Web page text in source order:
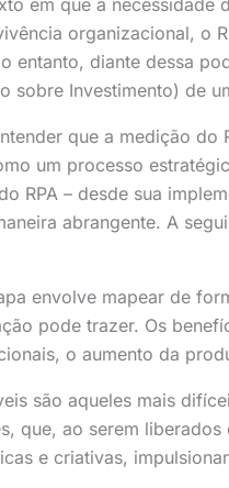
organizacional, o
entanto, diante dessa
sobre Investimento) de
que a medição do
um processo
RPA – desde sua
abrangente. A
envolve mapear de
pode trazer. Os
o aumento da
são aqueles mais
que, ao serem
e criativas,